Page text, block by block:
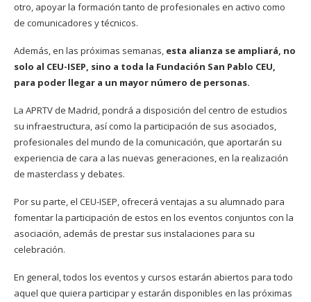
otro, apoyar la formación tanto de profesionales en activo como
de comunicadores y técnicos.
Además, en las próximas semanas, esta alianza se ampliará, no
solo al CEU-ISEP, sino a toda la Fundación San Pablo CEU,
para poder llegar a un mayor número de personas.
La APRTV de Madrid, pondrá a disposición del centro de estudios
su infraestructura, así como la participación de sus asociados,
profesionales del mundo de la comunicación, que aportarán su
experiencia de cara a las nuevas generaciones, en la realización
de masterclass y debates.
Por su parte, el CEU-ISEP, ofrecerá ventajas a su alumnado para
fomentar la participación de estos en los eventos conjuntos con la
asociación, además de prestar sus instalaciones para su
celebración.
En general, todos los eventos y cursos estarán abiertos para todo
aquel que quiera participar y estarán disponibles en las próximas